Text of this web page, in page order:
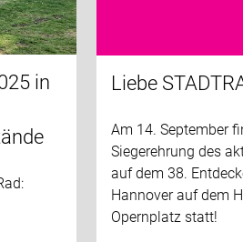
in
Liebe
Am 14. September
Siegerehrung des
auf dem 38.
Hannover auf dem
Opernplatz statt!